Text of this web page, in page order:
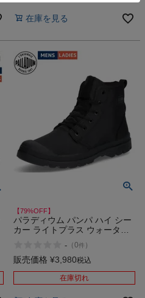
在庫を見る
【79%OFF】
パラディウム パンパ ハイ シー
カー ライトプラス ウォーター
PAMPA HI SEEKER LITE+ WP+
アウトレット セール
- （0件 ）
販売価格 ¥3,980税込
在庫切れ